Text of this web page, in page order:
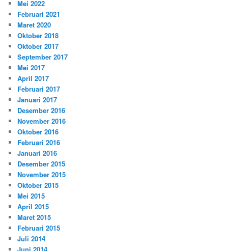
Mei 2022
Februari 2021
Maret 2020
Oktober 2018
Oktober 2017
September 2017
Mei 2017
April 2017
Februari 2017
Januari 2017
Desember 2016
November 2016
Oktober 2016
Februari 2016
Januari 2016
Desember 2015
November 2015
Oktober 2015
Mei 2015
April 2015
Maret 2015
Februari 2015
Juli 2014